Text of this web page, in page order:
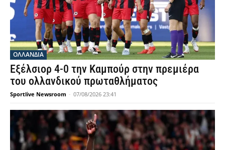
OΛΛΑΝΔΊΑ
Εξέλσιορ 4-0 την Καμπούρ στην πρεμιέρα
του ολλανδικού πρωταθλήματος
Sportlive Newsroom - 07/08/2026 23:41